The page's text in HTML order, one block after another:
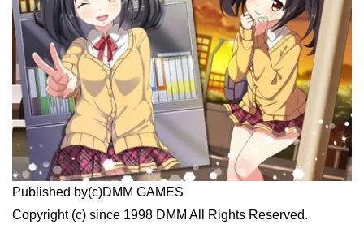
Published by(c)DMM GAMES
Copyright (c) since 1998 DMM All Rights Reserved.